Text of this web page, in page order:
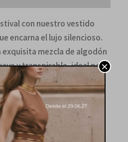
con nuestro vestido
encarna el lujo silencioso.
mezcla de algodón
y transpirable, ideal para
técnico presenta un
que realza la clavícula con
verticales azules y
culminando en una falda
movimiento etéreo. La
×